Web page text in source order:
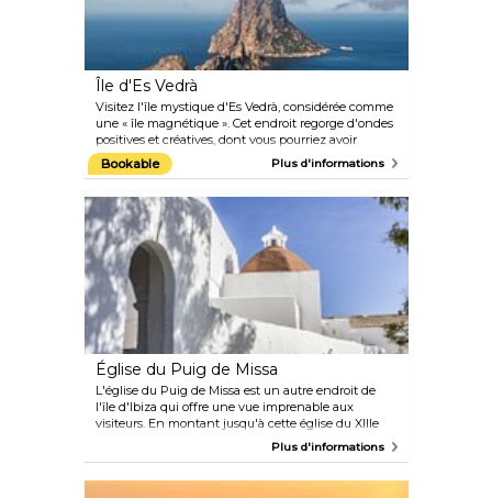
Île d'Es Vedrà
Visitez l'île mystique d'Es Vedrà, considérée comme
une « île magnétique ». Cet endroit regorge d'ondes
positives et créatives, dont vous pourriez avoir
besoin après une soirée de fête à Ibiza, à seulement
2 km. L'île rocheuse inhabitée séduira les
tranquillité. La légende raconte que c'est le berceau
des sirènes et des nymphes marines, en plus d'être
la pointe de la ville engloutie d'Atlantis.
Bookable Plus d'informations
Église du Puig de Missa
L'église du Puig de Missa est un autre endroit de
l'île d'Ibiza qui offre une vue imprenable aux
visiteurs. En montant jusqu'à cette église du XIIIe
siècle, vous passerez par de nombreux sites
pittoresques. Essayez d'y aller très tôt ou tard dans la
Plus d'informations